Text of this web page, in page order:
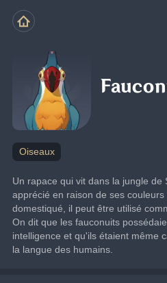
Oiseaux
Un rapace qui vit dans la jungle de
apprécié en raison de ses
domestiqué, il peut être utilisé
On dit que les fauconuits
intelligence et qu'ils étaient même
la langue des humains.